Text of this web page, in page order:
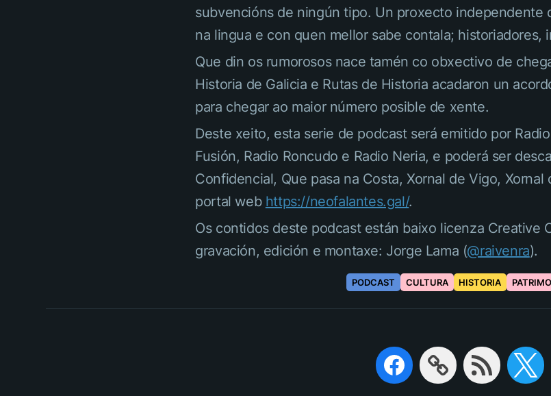
subvencións de ningún tipo. Un proxecto independente
na lingua e con quen mellor sabe contala; historiadores,
Que din os rumorosos nace tamén co obxectivo de
Historia de Galicia e Rutas de Historia acadaron un
para chegar ao maior número posible de xente.
Deste xeito, esta serie de podcast será emitido por
Fusión, Radio Roncudo e Radio Neria, e poderá ser
Confidencial, Que pasa na Costa, Xornal de Vigo,
portal web https://neofalantes.gal/.
Os contidos deste podcast están baixo licenza Creative
gravación, edición e montaxe: Jorge Lama (@raivenra).
PODCAST CULTURA HISTORIA